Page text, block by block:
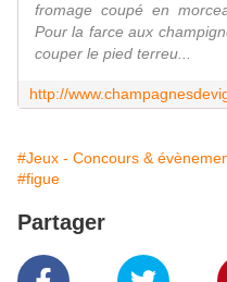
fromage coupé en
Pour la farce aux
couper le pied terreu...
#Jeux - Concours &
#figue
Partager